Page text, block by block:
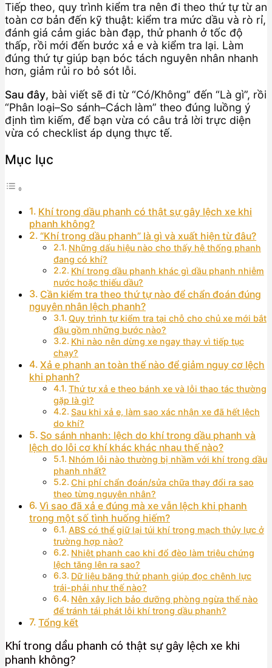
Tiếp theo, quy trình kiểm tra nên đi theo thứ tự từ an
toàn cơ bản đến kỹ thuật: kiểm tra mức dầu và rò rỉ,
đánh giá cảm giác bàn đạp, thử phanh ở tốc độ
thấp, rồi mới đến bước xả e và kiểm tra lại. Làm
đúng thứ tự giúp bạn bóc tách nguyên nhân nhanh
hơn, giảm rủi ro bỏ sót lỗi.
Sau đây, bài viết sẽ đi từ “Có/Không” đến “Là gì”, rồi
“Phân loại–So sánh–Cách làm” theo đúng luồng ý
định tìm kiếm, để bạn vừa có câu trả lời trực diện
vừa có checklist áp dụng thực tế.
Mục lục
Khí trong dầu phanh có thật sự gây lệch xe khi
phanh không?
“Khí trong dầu phanh” là gì và xuất hiện từ đâu?
Những dấu hiệu nào cho thấy hệ thống phanh
đang có khí?
Khí trong dầu phanh khác gì dầu phanh nhiễm
nước hoặc thiếu dầu?
Cần kiểm tra theo thứ tự nào để chẩn đoán đúng
nguyên nhân lệch phanh?
Quy trình tự kiểm tra tại chỗ cho chủ xe mới bắt
đầu gồm những bước nào?
Khi nào nên dừng xe ngay thay vì tiếp tục
chạy?
Xả e phanh an toàn thế nào để giảm nguy cơ lệch
khi phanh?
Thứ tự xả e theo bánh xe và lỗi thao tác thường
gặp là gì?
Sau khi xả e, làm sao xác nhận xe đã hết lệch
do khí?
So sánh nhanh: lệch do khí trong dầu phanh và
lệch do lỗi cơ khí khác khác nhau thế nào?
Nhóm lỗi nào thường bị nhầm với khí trong dầu
phanh nhất?
Chi phí chẩn đoán/sửa chữa thay đổi ra sao
theo từng nguyên nhân?
Vì sao đã xả e đúng mà xe vẫn lệch khi phanh
trong một số tình huống hiếm?
ABS có thể giữ lại túi khí trong mạch thủy lực ở
trường hợp nào?
Nhiệt phanh cao khi đổ đèo làm triệu chứng
lệch tăng lên ra sao?
Dữ liệu băng thử phanh giúp đọc chênh lực
trái-phải như thế nào?
Nên xây lịch bảo dưỡng phòng ngừa thế nào
để tránh tái phát lỗi khí trong dầu phanh?
Tổng kết
Khí trong dầu phanh có thật sự gây lệch xe khi
phanh không?